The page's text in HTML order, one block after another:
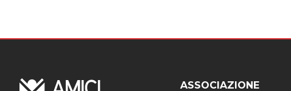
ASSOCIAZIONE